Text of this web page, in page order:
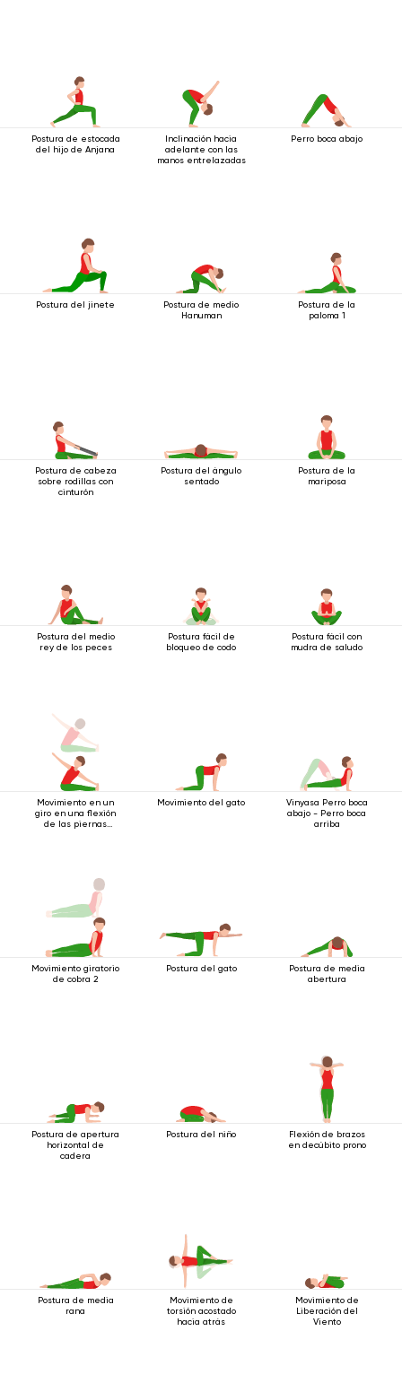
Postura de estocada
del hijo de Anjana
Inclinación hacia
adelante con las
manos entrelazadas
Perro boca abajo
Postura del jinete
Postura de medio
Hanuman
Postura de la
paloma 1
Postura de cabeza
sobre rodillas con
cinturón
Postura del ángulo
sentado
Postura de la
mariposa
Postura del medio
rey de los peces
Postura fácil de
bloqueo de codo
Postura fácil con
mudra de saludo
Movimiento en un
giro en una flexión
de las piernas
Movimiento del gato
Vinyasa Perro boca
abajo - Perro boca
arriba
Movimiento giratorio
de cobra 2
Postura del gato
Postura de media
abertura
Postura de apertura
horizontal de
cadera
Postura del niño
Flexión de brazos
en decúbito prono
Postura de media
rana
Movimiento de
torsión acostado
hacia atrás
Movimiento de
Liberación del
Viento